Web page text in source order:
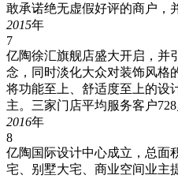
敢承诺绝无虚假好评的商户，
2015年
7
亿陶徐汇旗舰店盛大开启，并
念，同时淡化大众对装饰风格
将功能至上、舒适度至上的设
主。三家门店平均服务客户
2016年
8
亿陶国际设计中心成立，总面
宅、别墅大宅、商业空间业主